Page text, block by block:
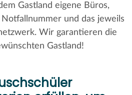
Gastland eigene Büros,
und das jeweils
Wir garantieren die
Gastland!